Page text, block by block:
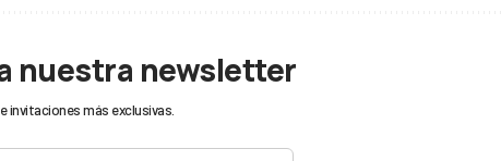
nuestra newsletter
invitaciones más exclusivas.